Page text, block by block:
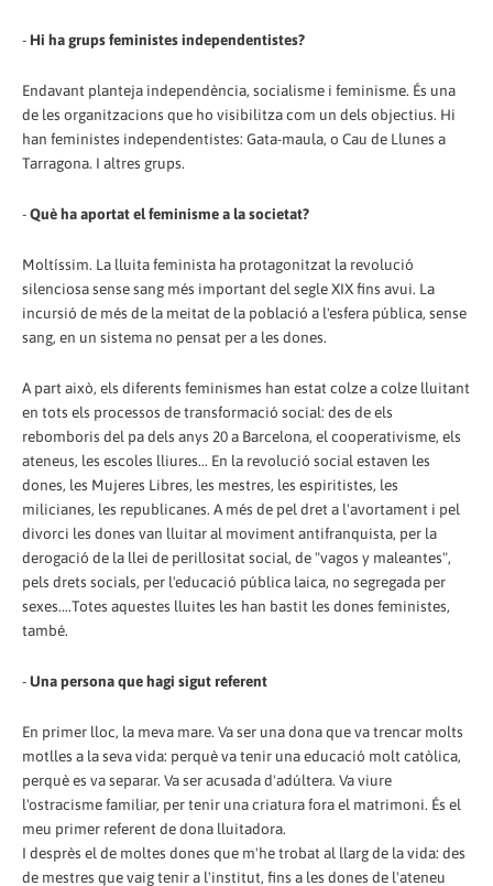
- Hi ha grups feministes independentistes?
Endavant planteja independència, socialisme i feminisme. És una
de les organitzacions que ho visibilitza com un dels objectius. Hi
han feministes independentistes: Gata-maula, o Cau de Llunes a
Tarragona. I altres grups.
-Què ha aportat el feminisme a la societat?
Moltíssim. La lluita feminista ha protagonitzat la revolució
silenciosa sense sang més important del segle XIX fins avui. La
incursió de més de la meitat de la població a l'esfera pública, sense
sang, en un sistema no pensat per a les dones.
A part això, els diferents feminismes han estat colze a colze lluitant
en tots els processos de transformació social: des de els
rebomboris del pa dels anys 20 a Barcelona, el cooperativisme, els
ateneus, les escoles lliures... En la revolució social estaven les
dones, les Mujeres Libres, les mestres, les espiritistes, les
milicianes, les republicanes. A més de pel dret a l'avortament i pel
divorci les dones van lluitar al moviment antifranquista, per la
derogació de la llei de perillositat social, de "vagos y maleantes",
pels drets socials, per l'educació pública laica, no segregada per
sexes....Totes aquestes lluites les han bastit les dones feministes,
també.
-Una persona que hagi sigut referent
En primer lloc, la meva mare. Va ser una dona que va trencar molts
motlles a la seva vida: perquè va tenir una educació molt catòlica,
perquè es va separar. Va ser acusada d'adúltera. Va viure
l'ostracisme familiar, per tenir una criatura fora el matrimoni. És el
meu primer referent de dona lluitadora.
I desprès el de moltes dones que m'he trobat al llarg de la vida: des
de mestres que vaig tenir a l'institut, fins a les dones de l'ateneu